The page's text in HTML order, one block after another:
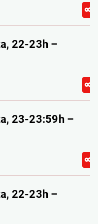
22-23h –
23-23:59h –
22-23h –